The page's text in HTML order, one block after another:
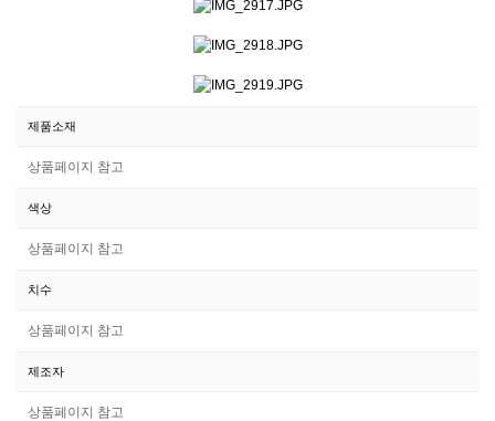
제품소재
상품페이지 참고
색상
상품페이지 참고
치수
상품페이지 참고
제조자
상품페이지 참고